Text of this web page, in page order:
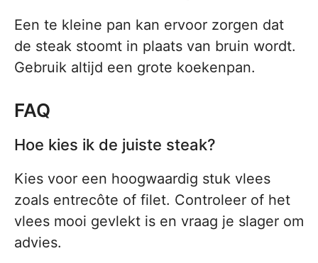
Een te kleine pan kan ervoor zorgen dat
de steak stoomt in plaats van bruin wordt.
Gebruik altijd een grote koekenpan.
FAQ
Hoe kies ik de juiste steak?
Kies voor een hoogwaardig stuk vlees
zoals entrecôte of filet. Controleer of het
vlees mooi gevlekt is en vraag je slager om
advies.